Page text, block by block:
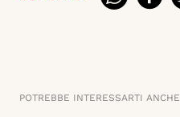
POTREBBE INTERESSARTI ANCHE